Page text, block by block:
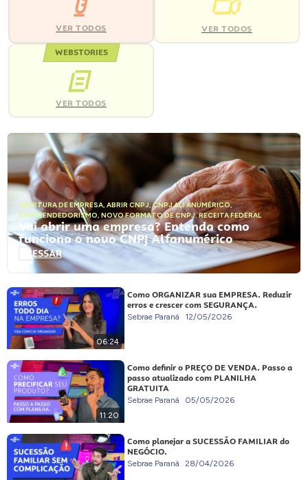
VER TODOS VER TODOS
WEBSTORIES
VER TODOS
ABERTURA DE EMPRESA, ABRIR CNPJ,CNPJ ALFANUMÉRICO,
EMPREENDEDORISMO, NOVO FORMATO DE CNPJ,RECEITA FEDERAL
Vai abrir uma empresa? Entenda como
funciona o novo CNPJ Alfanumérico
ACESSAR
06:24
Como ORGANIZAR sua EMPRESA. Reduzir
erros e crescer com SEGURANÇA.
Sebrae Paraná 12/05/2026
11:20
Como definir o PREÇO DE VENDA. Passo a
passo atualizado com PLANILHA
GRATUITA
Sebrae Paraná 05/05/2026
Como planejar a SUCESSÃO FAMILIAR do
NEGÓCIO.
Sebrae Paraná 28/04/2026